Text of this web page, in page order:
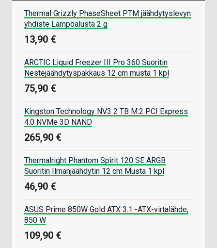
Thermal Grizzly PhaseSheet PTM jäähdytyslevyn
yhdiste Lämpöalusta 2 g
13,90 €
ARCTIC Liquid Freezer III Pro 360 Suoritin
Nestejäähdytyspakkaus 12 cm musta 1 kpl
75,90 €
Kingston Technology NV3 2 TB M.2 PCI Express
4.0 NVMe 3D NAND
265,90 €
Thermalright Phantom Spirit 120 SE ARGB
Suoritin Ilmanjäähdytin 12 cm Musta 1 kpl
46,90 €
ASUS Prime 850W Gold ATX 3.1 -ATX-virtalähde,
850 W
109,90 €